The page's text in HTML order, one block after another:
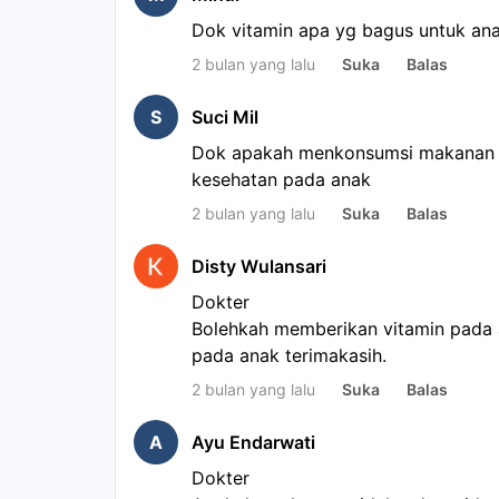
Dok vitamin apa yg bagus untuk
2 bulan yang lalu Suka Balas
S
Suci Mil
Dok apakah menkonsumsi
kesehatan pada anak
2 bulan yang lalu Suka Balas
Disty Wulansari
Dokter
Bolehkah memberikan vitamin
pada anak terimakasih.
2 bulan yang lalu Suka Balas
A
Ayu Endarwati
Dokter